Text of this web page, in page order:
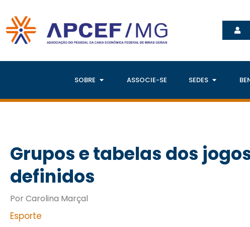
SOBRE ASSOCIE-SE SEDES
Grupos e tabelas dos
definidos
Por Carolina Marçal
Esporte